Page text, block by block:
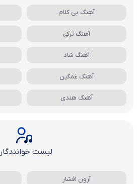
آهنگ بی کلام
آهنگ ترکی
آهنگ شاد
آهنگ غمگین
آهنگ هندی
لیست
آرون افشار